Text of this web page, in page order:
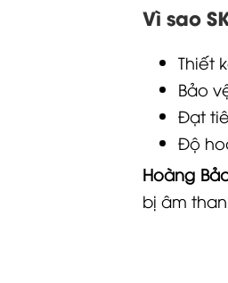
Vì sao
Thiết
Bảo
Đạt
Độ
Hoàng
bị âm